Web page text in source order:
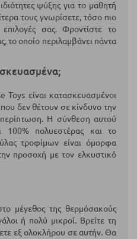
ψύξης για το μαθητή
τους γνωρίσετε, τόσο πιο
σας. Φροντίστε το
το οποίο περιλαμβάνει πάντα
Toys είναι κατασκευασμένοι
δεν θέτουν σε κίνδυνο την
Η σύνθεση αυτού
100% πολυεστέρας και το
τροφίμων είναι όμορφα
προσοχή με τον ελκυστικό
μέγεθος της θερμόσακούς
ή πολύ μικροί. Βρείτε τη
εξ ολοκλήρου σε αυτήν. Θα